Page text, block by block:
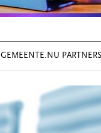
GEMEENTE.NU PARTNERS